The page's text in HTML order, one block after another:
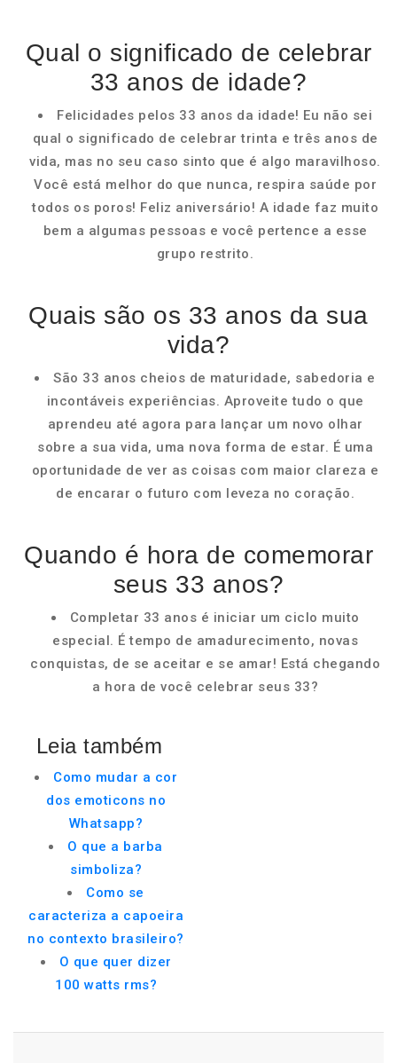
Qual o significado de celebrar
33 anos de idade?
Felicidades pelos 33 anos da idade! Eu não sei
qual o significado de celebrar trinta e três anos de
vida, mas no seu caso sinto que é algo maravilhoso.
Você está melhor do que nunca, respira saúde por
todos os poros! Feliz aniversário! A idade faz muito
bem a algumas pessoas e você pertence a esse
grupo restrito.
Quais são os 33 anos da sua
vida?
São 33 anos cheios de maturidade, sabedoria e
incontáveis experiências. Aproveite tudo o que
aprendeu até agora para lançar um novo olhar
sobre a sua vida, uma nova forma de estar. É uma
oportunidade de ver as coisas com maior clareza e
de encarar o futuro com leveza no coração.
Quando é hora de comemorar
seus 33 anos?
Completar 33 anos é iniciar um ciclo muito
especial. É tempo de amadurecimento, novas
conquistas, de se aceitar e se amar! Está chegando
a hora de você celebrar seus 33?
Leia também
Como mudar a cor
dos emoticons no
Whatsapp?
O que a barba
simboliza?
Como se
caracteriza a capoeira
no contexto brasileiro?
O que quer dizer
100 watts rms?